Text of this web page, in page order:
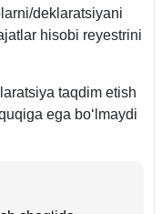
deklaratsiyani
hisobi reyestrini
taqdim etish
ega boʻlmaydi